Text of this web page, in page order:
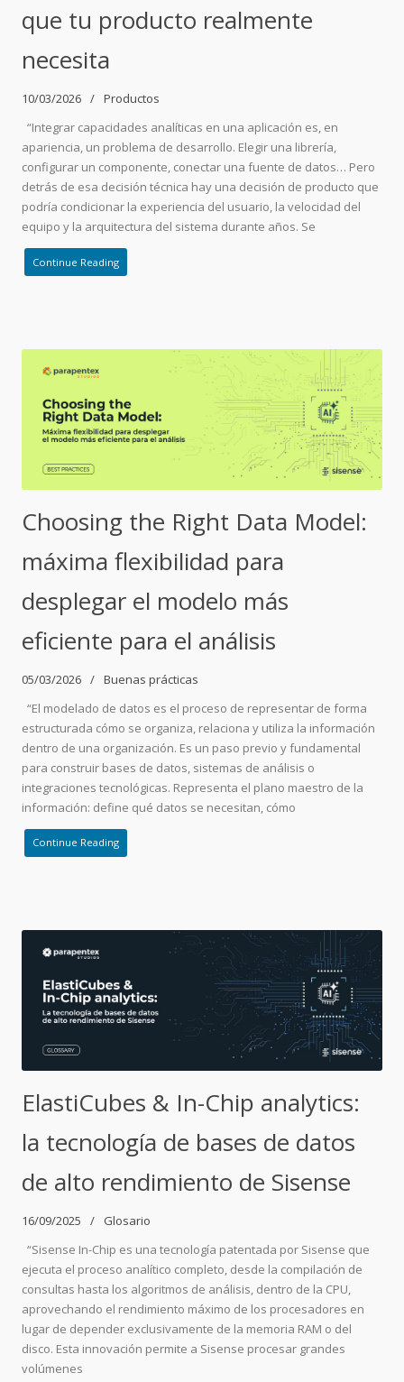
que tu producto realmente
necesita
10/03/2026
Productos
“Integrar capacidades analíticas en una aplicación es, en
apariencia, un problema de desarrollo. Elegir una librería,
configurar un componente, conectar una fuente de datos… Pero
detrás de esa decisión técnica hay una decisión de producto que
podría condicionar la experiencia del usuario, la velocidad del
equipo y la arquitectura del sistema durante años. Se
Continue Reading
Choosing the Right Data Model:
máxima flexibilidad para
desplegar el modelo más
eficiente para el análisis
05/03/2026
Buenas prácticas
“El modelado de datos es el proceso de representar de forma
estructurada cómo se organiza, relaciona y utiliza la información
dentro de una organización. Es un paso previo y fundamental
para construir bases de datos, sistemas de análisis o
integraciones tecnológicas. Representa el plano maestro de la
información: define qué datos se necesitan, cómo
Continue Reading
ElastiCubes & In-Chip analytics:
la tecnología de bases de datos
de alto rendimiento de Sisense
16/09/2025
Glosario
“Sisense In-Chip es una tecnología patentada por Sisense que
ejecuta el proceso analítico completo, desde la compilación de
consultas hasta los algoritmos de análisis, dentro de la CPU,
aprovechando el rendimiento máximo de los procesadores en
lugar de depender exclusivamente de la memoria RAM o del
disco. Esta innovación permite a Sisense procesar grandes
volúmenes